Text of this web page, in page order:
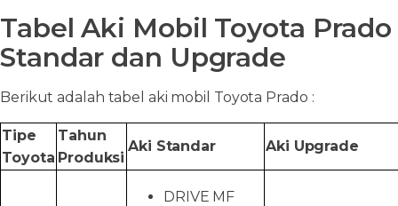
Tabel Aki Mobil Toyota Prado
Standar dan Upgrade
Berikut adalah tabel aki mobil Toyota Prado :
Tipe
Toyota
Tahun
Produksi
Aki Standar Aki Upgrade
DRIVE MF